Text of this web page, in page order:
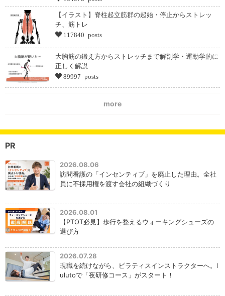
【イラスト】脊柱起立筋群の起始・停止からストレッ
チ、筋トレ
117840 posts
大胸筋の鍛え方からストレッチまで解剖学・運動学的に
正しく解説
89997 posts
more
PR
2026.08.06
訪問看護の「インセンティブ」を廃止した理由。全社
員に不採用権を渡す会社の組織づくり
2026.08.01
【PTOT必見】歩行を整えるウォーキングシューズの
選び方
2026.07.28
現職を続けながら、ピラティスインストラクターへ。l
ulutoで「夜研修コース」がスタート！